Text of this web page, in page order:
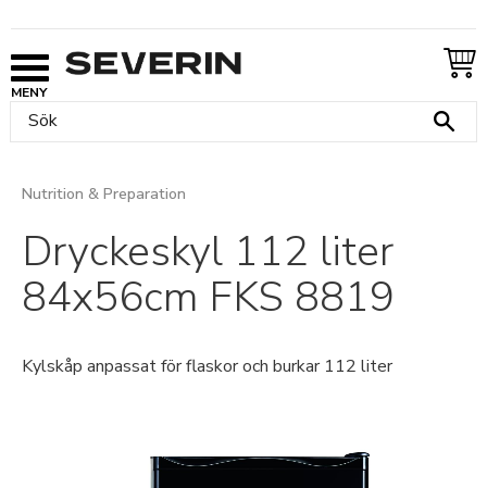
Nutrition & Preparation
Dryckeskyl 112 liter
84x56cm FKS 8819
Kylskåp anpassat för flaskor och burkar 112 liter